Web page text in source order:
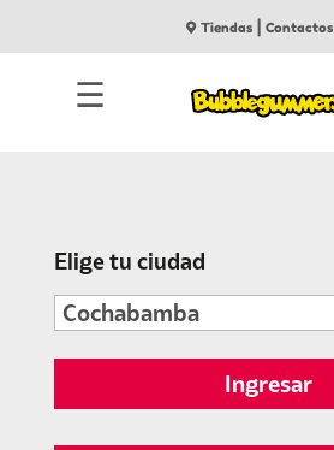
Tiendas |Contactos
☰
Elige tu ciudad
Ingresar